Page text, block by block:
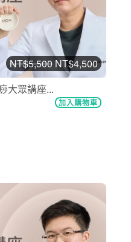
NT$5,500 NT$4,500
大眾講座...
加入購物車